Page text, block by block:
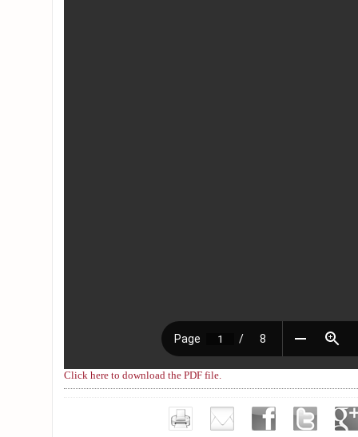
Click here to download the PDF file.